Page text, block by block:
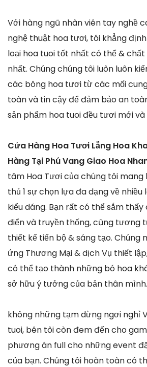
Với hàng ngũ nhân viên tay nghề
nghệ thuật hoa tươi, tôi khẳng
loại hoa tuoi tốt nhất có thể &
nhất. Chúng chúng tôi luôn luôn
các bông hoa tươi từ các mối
toàn và tin cậy để đảm bảo an
sản phẩm hoa tuoi đều tươi mới
Cửa Hàng Hoa Tươi Lẵng Hoa
Hàng Tại Phú Vang Giao Hoa
tâm Hoa Tươi của chúng tôi mang
thủ 1 sự chọn lựa đa dạng về nhiều
kiểu dáng. Bạn rất có thể sắm
điển và truyền thống, cũng tương
thiết kế tiến bộ & sáng tạo. Chúng
ứng Thương Mại & dịch Vụ thiết
có thể tạo thành những bó hoa
sở hữu ý tưởng của bản thân mình.
không những tạm dừng ngơi nghỉ
tuoi, bên tôi còn đem đến cho
phương án full cho những event
của bạn. Chúng tôi hoàn toàn có